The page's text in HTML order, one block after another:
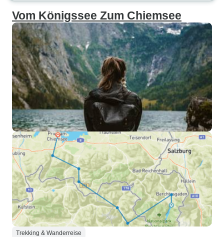
Vom Königssee Zum Chiemsee
Trekking & Wanderreise